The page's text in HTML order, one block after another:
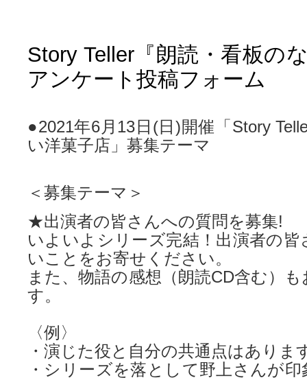
Story Teller『朗読・看板の
アンケート投稿フォーム
●2021年6月13日(日)開催「Story
い洋菓子店」募集テーマ
＜募集テーマ＞
★出演者の皆さんへの質問を募集!
いよいよシリーズ完結！出演者の
いことをお寄せください。
また、物語の感想（朗読CD含む）
す。
〈例〉
・演じた役と自分の共通点はありま
・シリーズを落として野上さんが